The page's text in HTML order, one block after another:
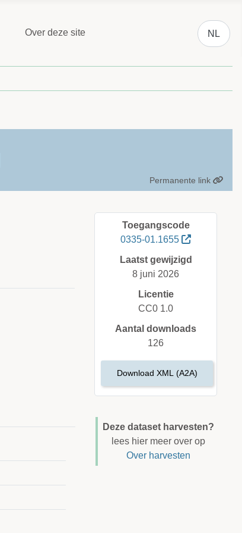
Over deze site
Selecteer
NL
Permanente link
Toegangscode
0335-01.1655
Laatst gewijzigd
8 juni 2026
Licentie
CC0 1.0
Aantal downloads
126
Download XML (A2A)
Deze dataset harvesten?
lees hier meer over op
Over harvesten